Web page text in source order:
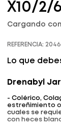
X10/2/
Cargando
REFERENCIA:
Lo que
Drenabyl
- Colérico,
estreñimiento
cuales se
con heces